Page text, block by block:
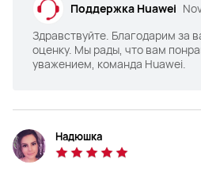
Поддержка Huawei
Здравствуйте. Благодарим за
оценку. Мы рады, что вам
уважением, команда Huawei.
Надюшка